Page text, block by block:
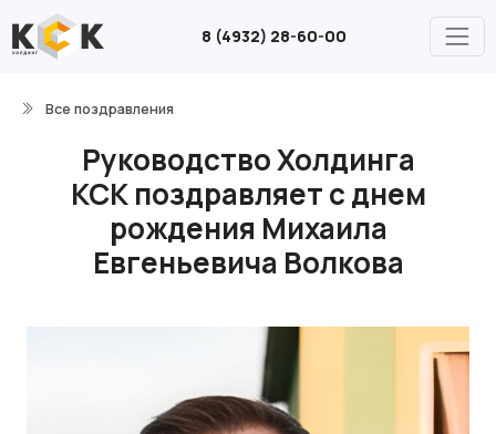
8 (4932) 28-60-00
Все поздравления
Руководство Холдинга
КСК поздравляет с днем
рождения Михаила
Евгеньевича Волкова